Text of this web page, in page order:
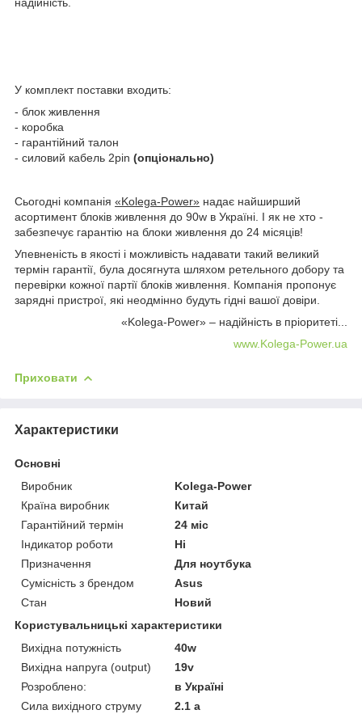
У комплект поставки входить:
- блок живлення
- коробка
- гарантійний талон
- силовий кабель 2pin (опціонально)
Сьогодні компанія «Kolega-Power» надає найширший
асортимент блоків живлення до 90w в Україні. І як не хто -
забезпечує гарантію на блоки живлення до 24 місяців!
Упевненість в якості і можливість надавати такий великий
термін гарантії, була досягнута шляхом ретельного добору та
перевірки кожної партії блоків живлення. Компанія пропонує
зарядні пристрої, які неодмінно будуть гідні вашої довіри.
«Kolega-Power» – надійність в пріоритеті...
www.Kolega-Power.ua
Приховати
Характеристики
Основні
Виробник
Kolega-Power
Країна виробник
Китай
Гарантійний термін
24 міс
Індикатор роботи
Ні
Призначення
Для ноутбука
Сумісність з брендом
Asus
Стан
Новий
Користувальницькі характеристики
Вихідна потужність
40w
Вихідна напруга (output)
19v
Розроблено:
в Україні
Сила вихідного струму
2.1 a